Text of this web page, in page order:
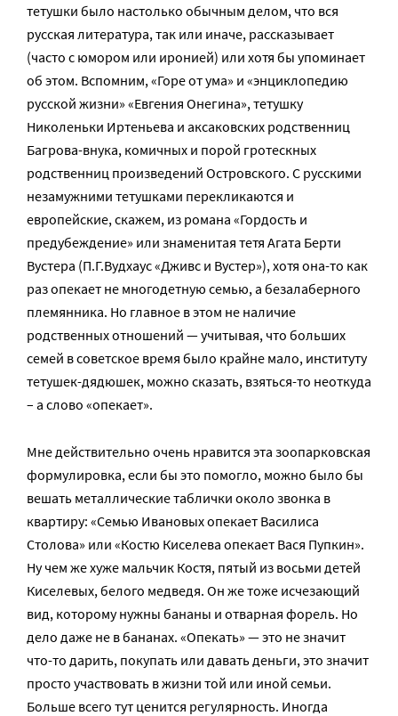
тетушки было настолько обычным делом, что вся
русская литература, так или иначе, рассказывает
(часто с юмором или иронией) или хотя бы упоминает
об этом. Вспомним, «Горе от ума» и «энциклопедию
русской жизни» «Евгения Онегина», тетушку
Николеньки Иртеньева и аксаковских родственниц
Багрова-внука, комичных и порой гротескных
родственниц произведений Островского. С русскими
незамужними тетушками перекликаются и
европейские, скажем, из романа «Гордость и
предубеждение» или знаменитая тетя Агата Берти
Вустера (П.Г.Вудхаус «Дживс и Вустер»), хотя она-то как
раз опекает не многодетную семью, а безалаберного
племянника. Но главное в этом не наличие
родственных отношений — учитывая, что больших
семей в советское время было крайне мало, институту
тетушек-дядюшек, можно сказать, взяться-то неоткуда
– а слово «опекает».
Мне действительно очень нравится эта зоопарковская
формулировка, если бы это помогло, можно было бы
вешать металлические таблички около звонка в
квартиру: «Семью Ивановых опекает Василиса
Столова» или «Костю Киселева опекает Вася Пупкин».
Ну чем же хуже мальчик Костя, пятый из восьми детей
Киселевых, белого медведя. Он же тоже исчезающий
вид, которому нужны бананы и отварная форель. Но
дело даже не в бананах. «Опекать» — это не значит
что-то дарить, покупать или давать деньги, это значит
просто участвовать в жизни той или иной семьи.
Больше всего тут ценится регулярность. Иногда